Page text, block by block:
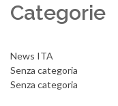
Categorie
News ITA
Senza categoria
Senza categoria